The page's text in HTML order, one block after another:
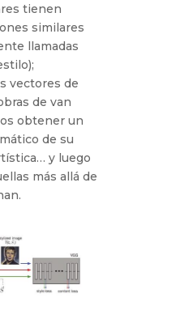
tienen
similares
llamadas
vectores de
de van
obtener un
de su
y luego
más allá de